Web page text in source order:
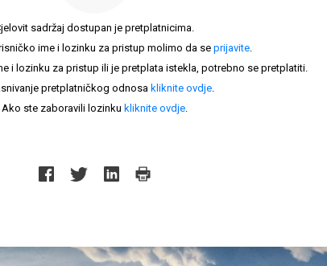
sadržaj dostupan je pretplatnicima.
ime i lozinku za pristup molimo da seprijavite.
i lozinku za pristup ili je pretplata istekla, potrebno se pretplatiti.
pretplatničkog odnosa kliknite ovdje.
Ako ste zaboravili lozinku kliknite ovdje.